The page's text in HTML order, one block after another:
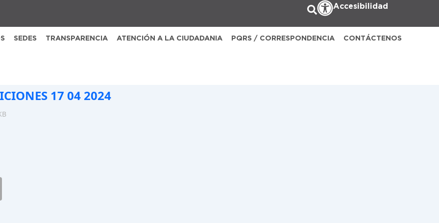
Accesibilidad
SEDES TRANSPARENCIA ATENCIÓN A LA CIUDADANIA PQRS / CORRESPONDENCIA CONTÁCTENOS
17 04 2024